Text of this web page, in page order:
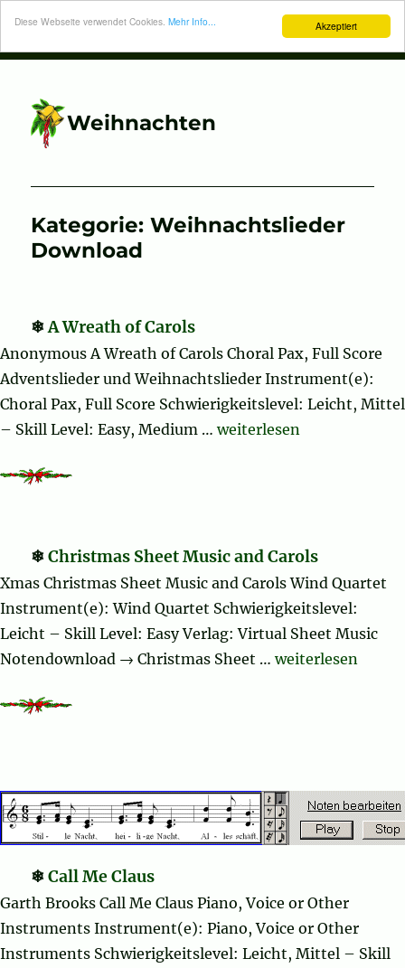
Akzeptiert
Diese Webseite verwendet Cookies. Mehr Info...
Weihnachten
Kategorie:Weihnachtslieder
Download
A Wreath of Carols
Anonymous A Wreath of Carols Choral Pax, Full Score
Adventslieder und Weihnachtslieder Instrument(e):
Choral Pax, Full Score Schwierigkeitslevel: Leicht, Mittel
– Skill Level: Easy, Medium …„A Wreath of Carols“
weiterlesen
Christmas Sheet Music and Carols
Xmas Christmas Sheet Music and Carols Wind Quartet
Instrument(e): Wind Quartet Schwierigkeitslevel:
Leicht – Skill Level: Easy Verlag: Virtual Sheet Music
Notendownload → Christmas Sheet …„Christmas
weiterlesen
Call Me Claus
Garth Brooks Call Me Claus Piano, Voice or Other
Instruments Instrument(e): Piano, Voice or Other
Instruments Schwierigkeitslevel: Leicht, Mittel – Skill